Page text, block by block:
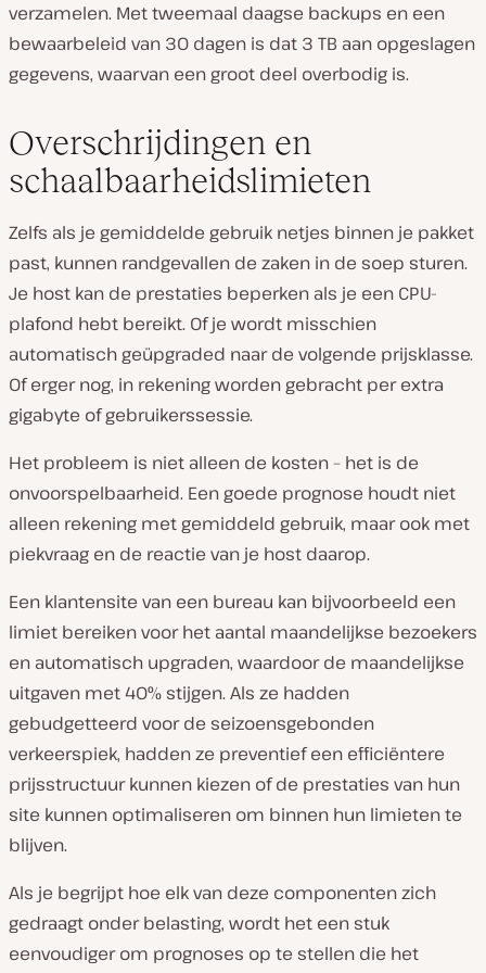
verzamelen. Met tweemaal daagse backups en een
bewaarbeleid van 30 dagen is dat 3 TB aan opgeslagen
gegevens, waarvan een groot deel overbodig is.
Overschrijdingen en
schaalbaarheidslimieten
Zelfs als je gemiddelde gebruik netjes binnen je pakket
past, kunnen randgevallen de zaken in de soep sturen.
Je host kan de prestaties beperken als je een CPU-
plafond hebt bereikt. Of je wordt misschien
automatisch geüpgraded naar de volgende prijsklasse.
Of erger nog, in rekening worden gebracht per extra
gigabyte of gebruikerssessie.
Het probleem is niet alleen de kosten – het is de
onvoorspelbaarheid. Een goede prognose houdt niet
alleen rekening met gemiddeld gebruik, maar ook met
piekvraag en de reactie van je host daarop.
Een klantensite van een bureau kan bijvoorbeeld een
limiet bereiken voor het aantal maandelijkse bezoekers
en automatisch upgraden, waardoor de maandelijkse
uitgaven met 40% stijgen. Als ze hadden
gebudgetteerd voor de seizoensgebonden
verkeerspiek, hadden ze preventief een efficiëntere
prijsstructuur kunnen kiezen of de prestaties van hun
site kunnen optimaliseren om binnen hun limieten te
blijven.
Als je begrijpt hoe elk van deze componenten zich
gedraagt onder belasting, wordt het een stuk
eenvoudiger om prognoses op te stellen die het